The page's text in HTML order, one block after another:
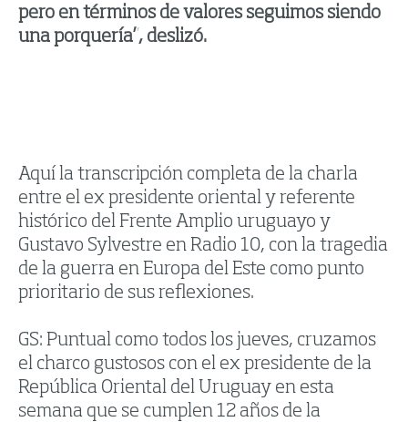
pero en términos de valores seguimos siendo
una porquería”, deslizó.
Aquí la transcripción completa de la charla
entre el ex presidente oriental y referente
histórico del Frente Amplio uruguayo y
Gustavo Sylvestre en Radio 10, con la tragedia
de la guerra en Europa del Este como punto
prioritario de sus reflexiones.
GS: Puntual como todos los jueves, cruzamos
el charco gustosos con el ex presidente de la
República Oriental del Uruguay en esta
semana que se cumplen 12 años de la